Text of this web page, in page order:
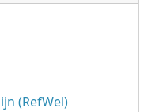
(RefWel)